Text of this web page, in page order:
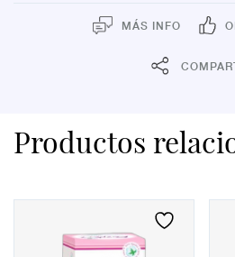
MÁS INFO
Productos